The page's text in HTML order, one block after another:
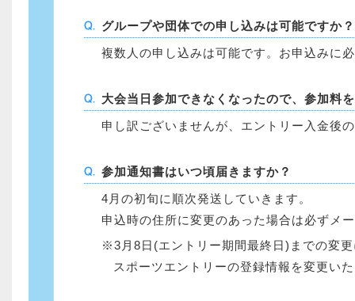
グループや団体での申し込みは可能ですか？
複数人の申し込みは可能です。お申込みに
大会当日参加できなくなったので、参加料
申し訳ございませんが、エントリー入金後
参加通知書はいつ頃届きますか？
4月の初旬に順次発送していきます。
申込時の住所に変更のあった場合は必ずメ
3月8日(エントリー期間最終日)までの変
スポーツエントリーの登録情報を変更い